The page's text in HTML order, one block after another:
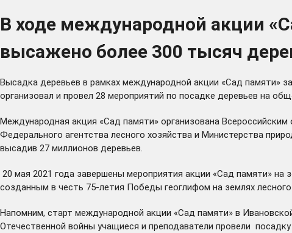
В ходе международной акции
высажено более 300 тысяч
Высадка деревьев в рамках международной акции «Сад памяти»
организовал и провел 28 мероприятий по посадке деревьев на
Международная акция «Сад памяти» организована
Федерального агентства лесного хозяйства и Министерства
высадив 27 миллионов деревьев.
20 мая 2021 года завершены мероприятия акции «Сад памяти»
созданным в честь 75-летия Победы геоглифом на землях
Напомним, старт международной акции «Сад памяти» в
Отечественной войны учащиеся и преподаватели провели